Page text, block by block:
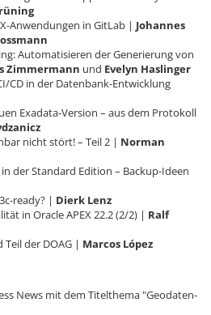
Anwendungen in GitLab | Johannes
Automatisieren der Generierung von
Zimmermann und Evelyn Haslinger
CD in der Datenbank-Entwicklung
Exadata-Version – aus dem Protokoll
nicht stört! – Teil 2 | Norman
der Standard Edition – Backup-Ideen
ready? | Dierk Lenz
in Oracle APEX 22.2 (2/2) | Ralf
der DOAG | Marcos López
News mit dem Titelthema "Geodaten-